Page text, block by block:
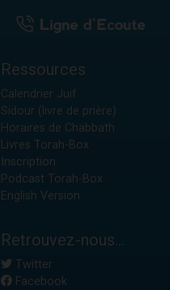
Ressources
Calendrier Juif
Sidour (livre de prière)
Horaires de Chabbath
Livres Torah-Box
Inscription
Podcast Torah-Box
English Version
Retrouvez-nous...
Twitter
Facebook